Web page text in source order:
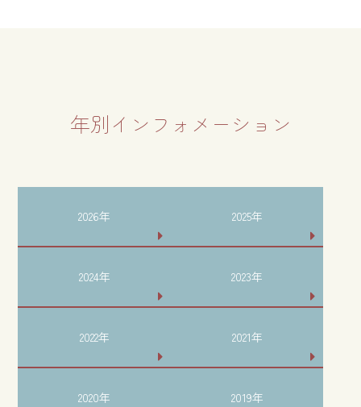
年別インフォメーション
2026年 2025年
2024年 2023年
2022年 2021年
2020年 2019年